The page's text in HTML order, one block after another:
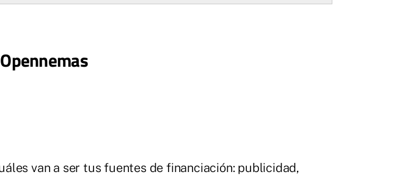
van a ser tus fuentes de financiación: publicidad,